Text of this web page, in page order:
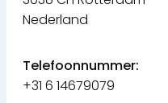
Nederland
Telefoonnummer:
+31 6 14679079